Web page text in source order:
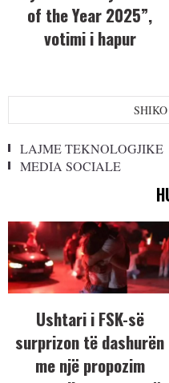
of the Year 2025”,
votimi i hapur
LAJME TEKNOLOGJIKE
MEDIA SOCIALE
Ushtari i FSK-së
surprizon të dashurën
me një propozim